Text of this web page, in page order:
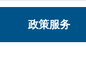
政策服务